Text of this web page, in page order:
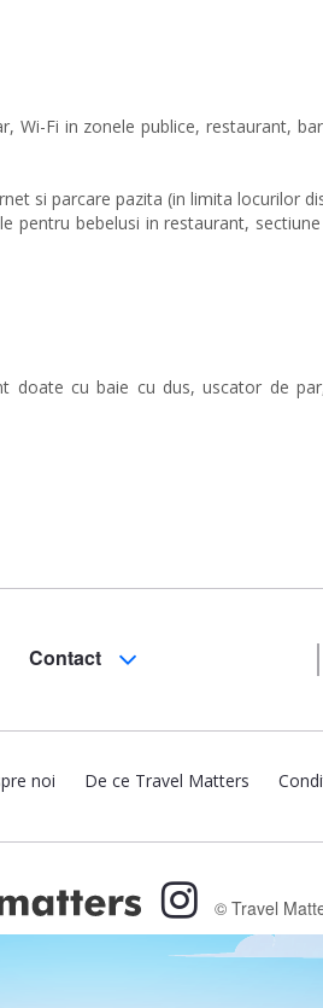
Wi-Fi in zonele publice, restaurant,
si parcare pazita (in limita locurilor
pentru bebelusi in restaurant,
doate cu baie cu dus, uscator de
Contact
noi De ce Travel Matters
© Travel